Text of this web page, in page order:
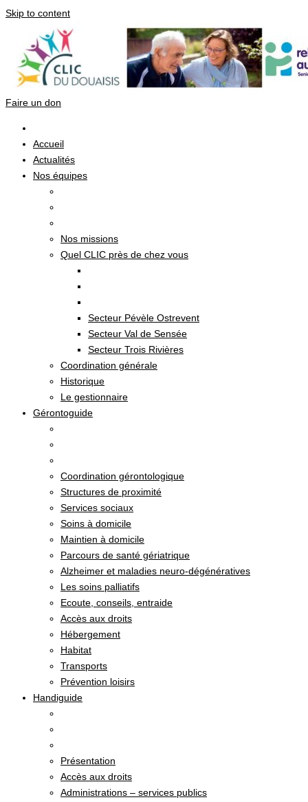
Skip to content
Faire un don
Accueil
Actualités
Nos équipes
Nos missions
Quel CLIC près de chez vous
Secteur Pévèle Ostrevent
Secteur Val de Sensée
Secteur Trois Rivières
Coordination générale
Historique
Le gestionnaire
Gérontoguide
Coordination gérontologique
Structures de proximité
Services sociaux
Soins à domicile
Maintien à domicile
Parcours de santé gériatrique
Alzheimer et maladies neuro-dégénératives
Les soins palliatifs
Ecoute, conseils, entraide
Accès aux droits
Hébergement
Habitat
Transports
Prévention loisirs
Handiguide
Présentation
Accès aux droits
Administrations – services publics